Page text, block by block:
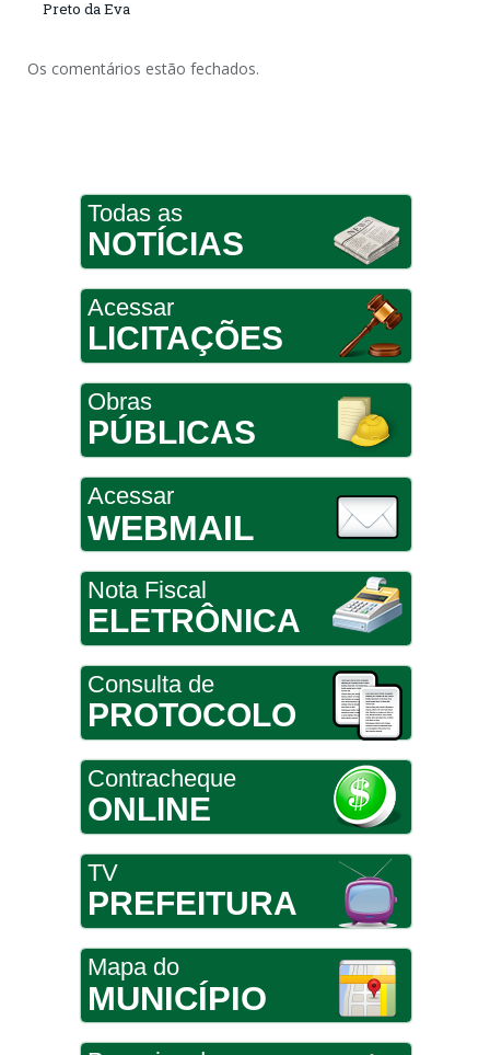
Preto da Eva
Os comentários estão fechados.
Todas as
NOTÍCIAS
Acessar
LICITAÇÕES
Obras
PÚBLICAS
Acessar
WEBMAIL
Nota Fiscal
ELETRÔNICA
Consulta de
PROTOCOLO
Contracheque
ONLINE
TV
PREFEITURA
Mapa do
MUNICÍPIO